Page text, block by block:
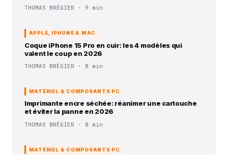
THOMAS BRÉGIER · 9 min
APPLE, IPHONE & MAC
Coque iPhone 15 Pro en cuir: les 4 modèles qui
valent le coup en 2026
THOMAS BRÉGIER · 8 min
MATÉRIEL & COMPOSANTS PC
Imprimante encre séchée: réanimer une cartouche
et éviter la panne en 2026
THOMAS BRÉGIER · 8 min
MATÉRIEL & COMPOSANTS PC